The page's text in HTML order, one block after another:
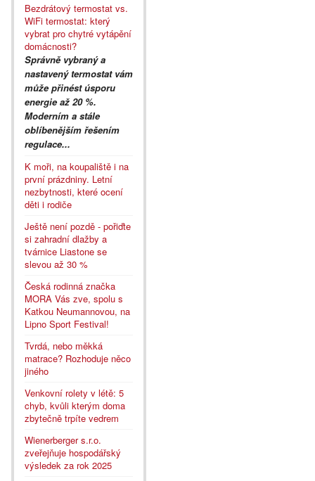
Bezdrátový termostat vs.
WiFi termostat: který
vybrat pro chytré vytápění
domácnosti?
Správně vybraný a
nastavený termostat vám
může přinést úsporu
energie až 20 %.
Moderním a stále
oblíbenějším řešením
regulace...
K moři, na koupaliště i na
první prázdniny. Letní
nezbytnosti, které ocení
děti i rodiče
Ještě není pozdě - pořiďte
si zahradní dlažby a
tvárnice Liastone se
slevou až 30 %
Česká rodinná značka
MORA Vás zve, spolu s
Katkou Neumannovou, na
Lipno Sport Festival!
Tvrdá, nebo měkká
matrace? Rozhoduje něco
jiného
Venkovní rolety v létě: 5
chyb, kvůli kterým doma
zbytečně trpíte vedrem
Wienerberger s.r.o.
zveřejňuje hospodářský
výsledek za rok 2025